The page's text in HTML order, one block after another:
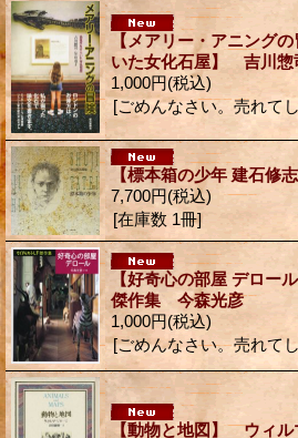
【メアリー・アニング
いた女化石屋】 吉川惣
1,000円(税込)
[ごめんなさい。売れて
【標本箱の少年 建石修
7,700円(税込)
[在庫数 1冊]
【好奇心の部屋 デロー
傑作集 今森光彦
1,000円(税込)
[ごめんなさい。売れて
【動物と地図】 ウィル